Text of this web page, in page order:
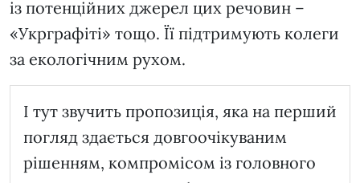
із потенційних джерел цих речовин –
«Укрграфіті» тощо. Її підтримують колеги
за екологічним рухом.
І тут звучить пропозиція, яка на перший
погляд здається довгоочікуваним
рішенням, компромісом із головного